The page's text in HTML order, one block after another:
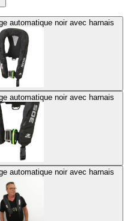
automatique noir avec harnais
automatique noir avec harnais
automatique noir avec harnais